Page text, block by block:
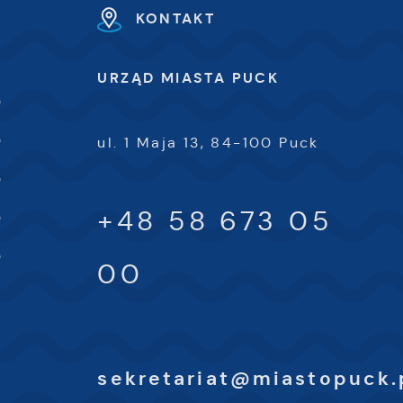
KONTAKT
URZĄD MIASTA PUCK
ul. 1 Maja 13, 84-100 Puck
+48 58 673 05
00